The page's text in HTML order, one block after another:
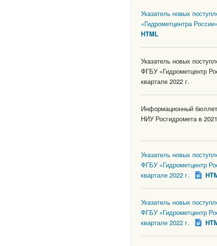
Указатель новых
«Гидрометцентра
HTML
Указатель новых
ФГБУ «Гидрометцентр
квартале 2022 г.
Информационный
НИУ Росгидромета в
Указатель новых
ФГБУ «Гидрометцентр
квартале 2022 г.
Указатель новых
ФГБУ «Гидрометцентр
квартале 2022 г.